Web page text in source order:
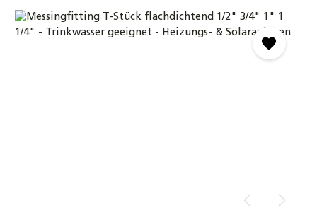
Bildergalerie überspringen